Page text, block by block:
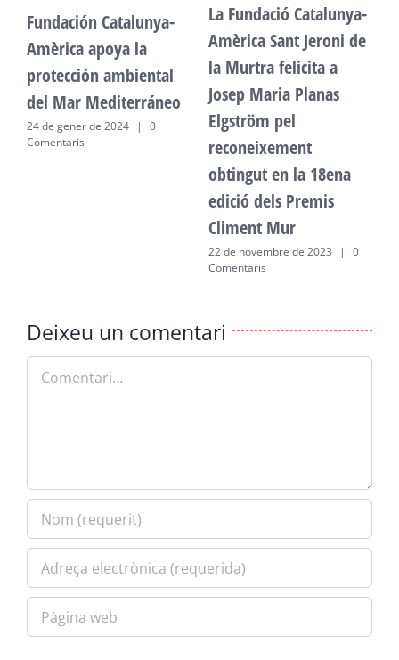
Fundación Catalunya-
Amèrica apoya la
protección ambiental
del Mar Mediterráneo
24 de gener de 2024 |
0
Comentaris
La Fundació Catalunya-
Amèrica Sant Jeroni de
la Murtra felicita a
Josep Maria Planas
Elgström pel
reconeixement
obtingut en la 18ena
edició dels Premis
Climent Mur
22 de novembre de 2023 |
0
Comentaris
Deixeu un comentari